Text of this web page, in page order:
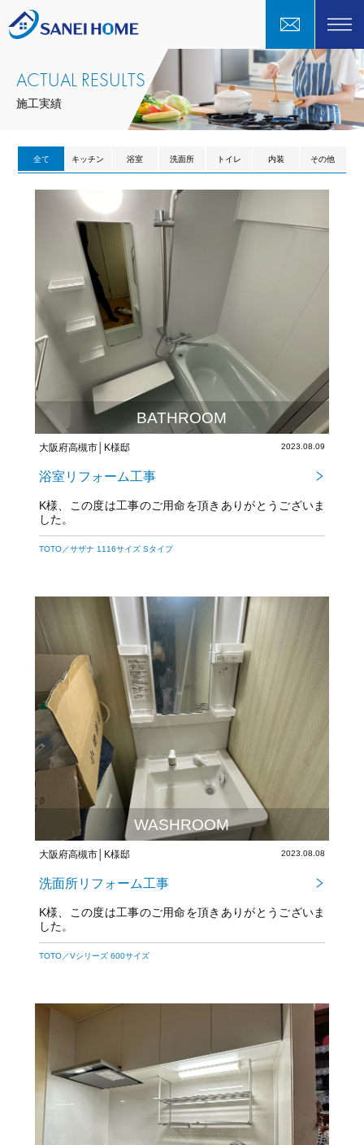
ACTUAL RESULTS
施工実績
全て キッチン 浴室 洗面所 トイレ 内装 その他
BATHROOM
大阪府高槻市│K様邸 2023.08.09
浴室リフォーム工事
K様、この度は工事のご用命を頂きありがとうございま
した。
TOTO／サザナ 1116サイズ Sタイプ
WASHROOM
大阪府高槻市│K様邸 2023.08.08
洗面所リフォーム工事
K様、この度は工事のご用命を頂きありがとうございま
した。
今後とも宜しくお願い致します。
TOTO／Vシリーズ 600サイズ